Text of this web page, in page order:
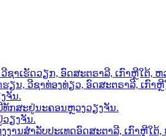
ວີຊາເຮັດວຽກ, ອົດສະຕຣາລີ, ເກົາຫຼີໃຕ້,
ຮຽນ, ວີຊາທ່ອງທ່ຽວ, ອົດສະຕຣາລີ, ເກົາ
ຈັນ.
ທັກສະຢູ່ນະຄອນຫຼວງວຽງຈັນ.
ວຽງຈັນ.
ຕ່ງງານສຳລັບປະເທດອົດສະຕາລີ, ເກົາຫຼີ